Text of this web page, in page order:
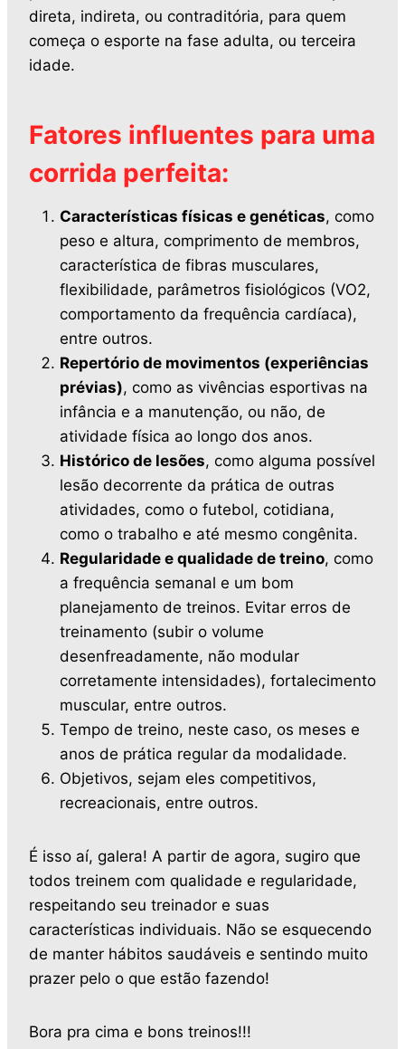
direta, indireta, ou contraditória, para quem
começa o esporte na fase adulta, ou terceira
idade.
Fatores influentes para uma
corrida perfeita:
Características físicas e genéticas, como
peso e altura, comprimento de membros,
característica de fibras musculares,
flexibilidade, parâmetros fisiológicos (VO2,
comportamento da frequência cardíaca),
entre outros.
Repertório de movimentos (experiências
prévias), como as vivências esportivas na
infância e a manutenção, ou não, de
atividade física ao longo dos anos.
Histórico de lesões, como alguma possível
lesão decorrente da prática de outras
atividades, como o futebol, cotidiana,
como o trabalho e até mesmo congênita.
Regularidade e qualidade de treino, como
a frequência semanal e um bom
planejamento de treinos. Evitar erros de
treinamento (subir o volume
desenfreadamente, não modular
corretamente intensidades), fortalecimento
muscular, entre outros.
Tempo de treino, neste caso, os meses e
anos de prática regular da modalidade.
Objetivos, sejam eles competitivos,
recreacionais, entre outros.
É isso aí, galera! A partir de agora, sugiro que
todos treinem com qualidade e regularidade,
respeitando seu treinador e suas
características individuais. Não se esquecendo
de manter hábitos saudáveis e sentindo muito
prazer pelo o que estão fazendo!
Bora pra cima e bons treinos!!!